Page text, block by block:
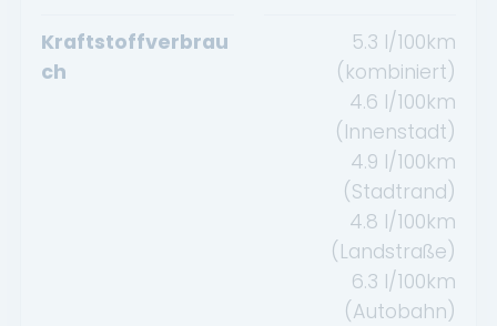
Kraftstoffverbrau
ch
5.3 l/100km
(kombiniert)
4.6 l/100km
(Innenstadt)
4.9 l/100km
(Stadtrand)
4.8 l/100km
(Landstraße)
6.3 l/100km
(Autobahn)